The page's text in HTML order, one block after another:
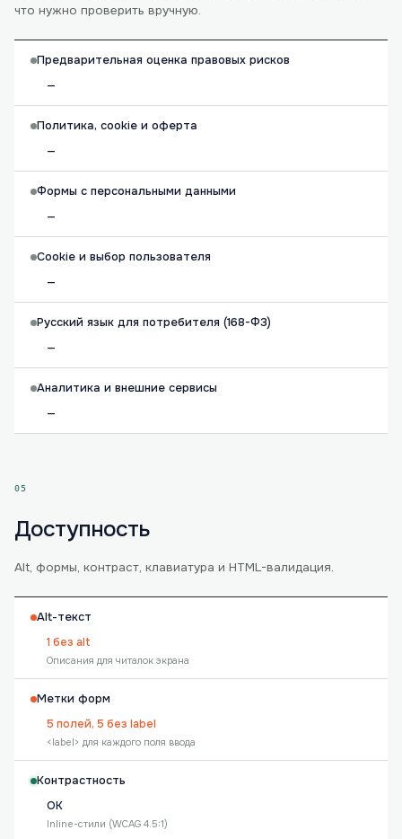
что нужно проверить вручную.
Предварительная оценка правовых рисков
—
Политика, cookie и оферта
—
Формы с персональными данными
—
Cookie и выбор пользователя
—
Русский язык для потребителя (168-ФЗ)
—
Аналитика и внешние сервисы
—
05
Доступность
Alt, формы, контраст, клавиатура и HTML-валидация.
Alt-текст
1 без alt
Описания для читалок экрана
Метки форм
5 полей, 5 без label
<label> для каждого поля ввода
Контрастность
OK
Inline-стили (WCAG 4.5:1)